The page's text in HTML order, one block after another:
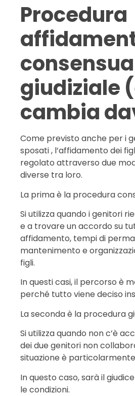
Procedura
giudiziale
cambia
Come previsto anche per i
sposati , l’affidamento dei
regolato attraverso due
diverse tra loro.
La prima è la procedura
Si utilizza quando i genitori
e a trovare un accordo su
affidamento, tempi di
mantenimento e
figli.
In questi casi, il percorso è
perché tutto viene deciso
La seconda è la procedura
Si utilizza quando non c’è
dei due genitori non
situazione è
In questo caso, sarà il
le condizioni.